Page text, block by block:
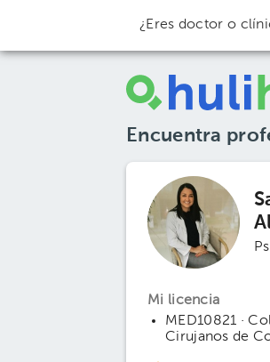
¿Eres doctor o
Encuentra
Mi licencia
MED10821 ·
Cirujanos de